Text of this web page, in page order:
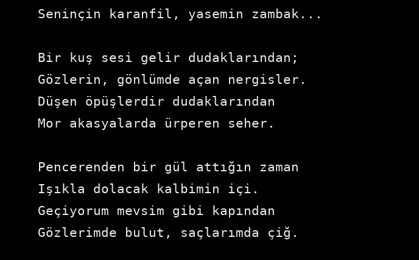
Seninçin karanfil, yasemin zambak...
Bir kuş sesi gelir dudaklarından;
Gözlerin, gönlümde açan nergisler.
Düşen öpüşlerdir dudaklarından
Mor akasyalarda ürperen seher.
Pencerenden bir gül attığın zaman
Işıkla dolacak kalbimin içi.
Geçiyorum mevsim gibi kapından
Gözlerimde bulut, saçlarımda çiğ.